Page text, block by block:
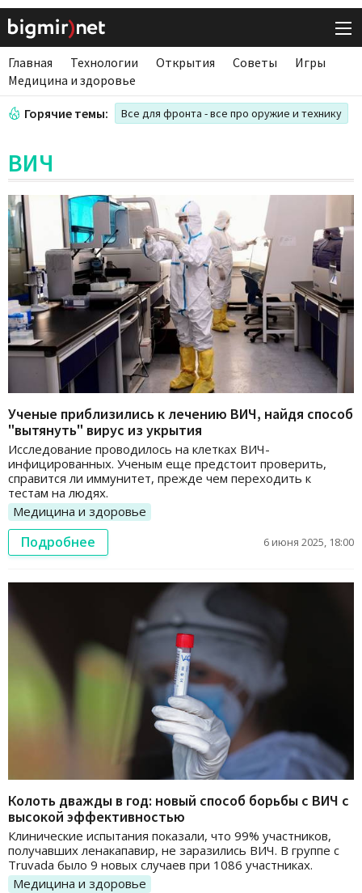
Главная Технологии Открытия Советы
Игры
Медицина и здоровье
Горячие темы: Все для фронта - все про оружие и технику
ВИЧ
Ученые приблизились к лечению ВИЧ, найдя способ
"вытянуть" вирус из укрытия
Исследование проводилось на клетках ВИЧ-
инфицированных. Ученым еще предстоит проверить,
справится ли иммунитет, прежде чем переходить к
тестам на людях.
Медицина и здоровье
Подробнее 6 июня 2025, 18:00
Колоть дважды в год: новый способ борьбы с ВИЧ с
высокой эффективностью
Клинические испытания показали, что 99% участников,
получавших ленакапавир, не заразились ВИЧ. В группе с
Truvada было 9 новых случаев при 1086 участниках.
Медицина и здоровье